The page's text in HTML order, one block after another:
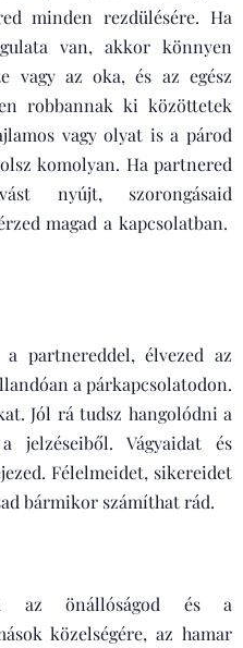
minden rezdülésére. Ha
van, akkor könnyen
vagy az oka, és az egész
robbannak ki közöttetek
vagy olyat is a párod
komolyan. Ha partnered
nyújt, szorongásaid
magad a kapcsolatban.
partnereddel, élvezed az
a párkapcsolatodon.
Jól rá tudsz hangolódni a
jelzéseiből. Vágyaidat és
Félelmeidet, sikereidet
bármikor számíthat rád.
az önállóságod és a
közelségére, az hamar